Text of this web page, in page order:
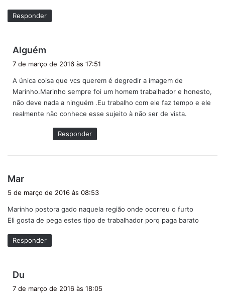
Responder
Alguém
s
e
:
7 de março de 2016 às 17:51
A única coisa que vcs querem é degredir a imagem de
Marinho.Marinho sempre foi um homem trabalhador e honesto,
não deve nada a ninguém .Eu trabalho com ele faz tempo e ele
realmente não conhece esse sujeito à não ser de vista.
Responder
Mar
s
e
:
5 de março de 2016 às 08:53
Marinho postora gado naquela região onde ocorreu o furto
Eli gosta de pega estes tipo de trabalhador porq paga barato
Responder
Du
7 de março de 2016 às 18:05